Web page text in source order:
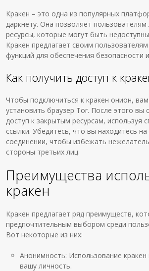
Кракен – это одна из популярных
даркнету. Она позволяет пользователям
ресурсы, которые могут быть
Кракен предлагает своим
функций для обеспечения безопасности
Как получить доступ к
Чтобы подключиться к кракен онион,
установить браузер Tor. После этого вы
доступ к закрытым ресурсам, используя
ссылки. Убедитесь, что вы находитесь
соединении, чтобы избежать
стороны третьих лиц.
Преимущества
кракен
Кракен предлагает ряд преимуществ,
предпочтительным выбором среди
Вот некоторые из них:
Анонимность: Использование кракен
вашу личность.